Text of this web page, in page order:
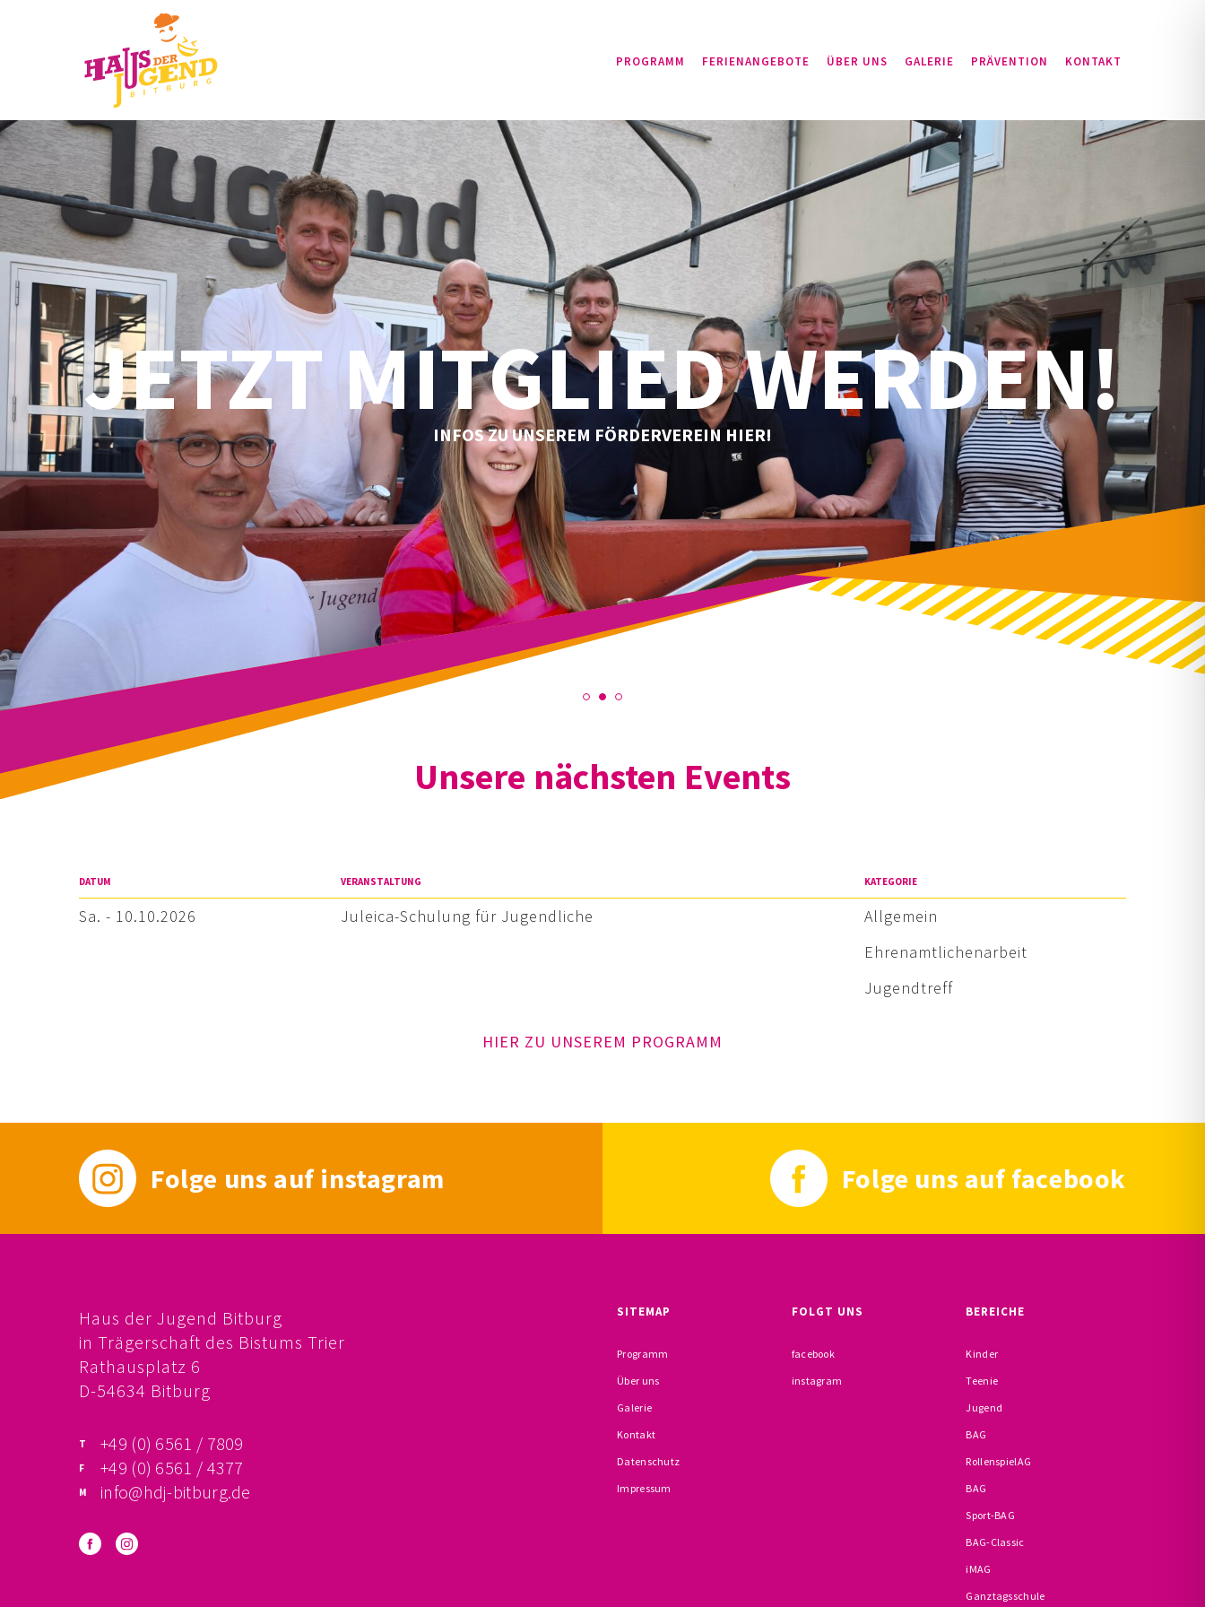
PROGRAMM FERIENANGEBOTE ÜBER UNS GALERIE PRÄVENTION KONTAKT
JETZT MITGLIED WERDEN!
INFOS ZU UNSEREM FÖRDERVEREIN HIER!
Unsere nächsten Events
DATUM VERANSTALTUNG KATEGORIE
Sa. - 10.10.2026 Juleica-Schulung für Jugendliche
Allgemein
Ehrenamtlichenarbeit
Jugendtreff
HIER ZU UNSEREM PROGRAMM
Folge uns auf instagram Folge uns auf facebook
Haus der Jugend Bitburg
in Trägerschaft des Bistums Trier
Rathausplatz 6
D-54634 Bitburg
+49 (0) 6561 / 7809
+49 (0) 6561 / 4377
info@hdj-bitburg.de
SITEMAP
Programm
Über uns
Galerie
Kontakt
Datenschutz
Impressum
FOLGT UNS
facebook
instagram
BEREICHE
Kinder
Teenie
Jugend
BAG
RollenspielAG
BAG
Sport-BAG
BAG-Classic
iMAG
Ganztagsschule